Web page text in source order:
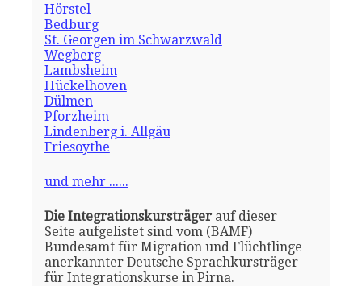
Hörstel
Bedburg
St. Georgen im Schwarzwald
Wegberg
Lambsheim
Hückelhoven
Dülmen
Pforzheim
Lindenberg i. Allgäu
Friesoythe
und mehr ......
Die Integrationskursträgerauf dieser
Seite aufgelistet sind vom (BAMF)
Bundesamt für Migration und Flüchtlinge
anerkannter Deutsche Sprachkursträger
für Integrationskurse in Pirna.